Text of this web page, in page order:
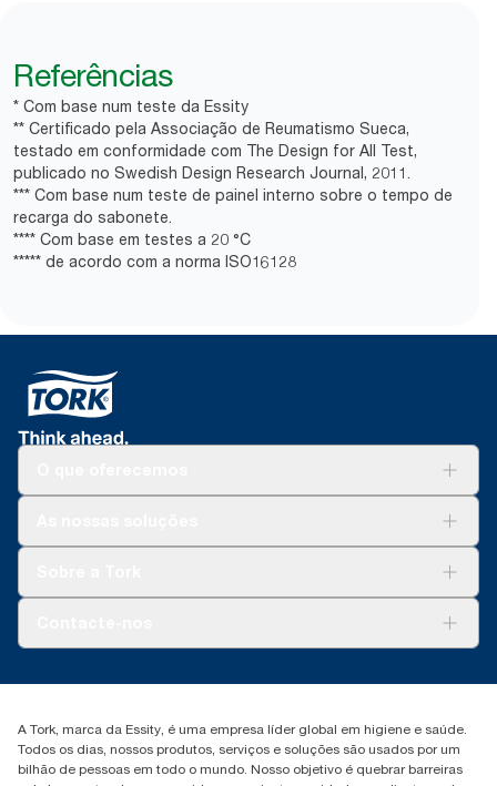
Referências
* Com base num teste da Essity
** Certificado pela Associação de Reumatismo Sueca,
testado em conformidade com The Design for All Test,
publicado no Swedish Design Research Journal, 2011.
*** Com base num teste de painel interno sobre o tempo de
recarga do sabonete.
**** Com base em testes a 20 °C
***** de acordo com a norma ISO16128
+351 218 985 110
A Tork, marca da Essity, é uma empresa líder global em higiene e saúde.
Todos os dias, nossos produtos, serviços e soluções são usados por um
bilhão de pessoas em todo o mundo. Nosso objetivo é quebrar barreiras